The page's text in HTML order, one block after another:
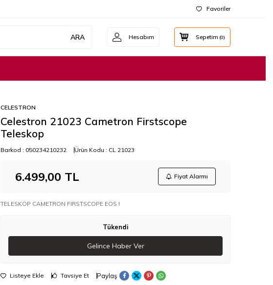
Favoriler
ARA Hesabım Sepetim (0)
CELESTRON
Celestron 21023 Cametron Firstscope
Teleskop
Barkod : 050234210232 Ürün Kodu : CL 21023
6.499,00 TL Fiyat Alarmı
TELESKOP CAMETRON FIRSTSCOPE EOS !
Tükendi
Gelince Haber Ver
Listeye Ekle Tavsiye Et Paylaş